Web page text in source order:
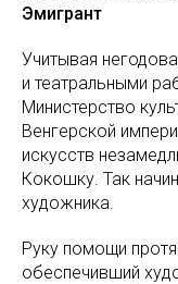
Эмигрант
Учитывая
и театральными
Министерство
Венгерской
искусств
Кокошку. Так
художника.
Руку помощи
обеспечивший